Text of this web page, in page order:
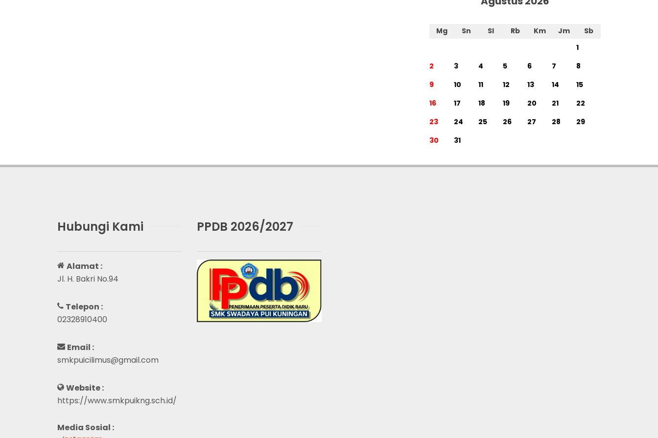
Mg Sn Sl Rb Km Jm
Sb
1
2
3 4 5 6 7
8
9
10 11 12 13 14
15
16
17 18 19 20 21
22
23
24 25 26 27 28
29
30
31
Hubungi Kami
Alamat :
Jl. H. Bakri No.94
Telepon :
02328910400
Email :
smkpuicilimus@gmail.com
Website :
https://www.smkpuikng.sch.id/
Media Sosial :
PPDB 2026/2027